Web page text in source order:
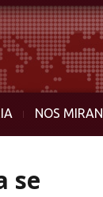
NOS MIRAN
se